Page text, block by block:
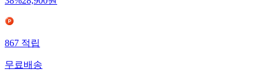
38%28,900원
867적립
무료배송